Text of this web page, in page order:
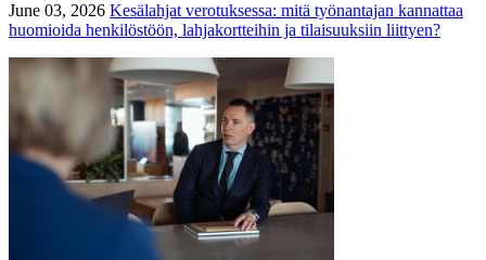
June 03, 2026 Kesälahjat verotuksessa: mitä työnantajan kannattaa
huomioida henkilöstöön, lahjakortteihin ja tilaisuuksiin liittyen?